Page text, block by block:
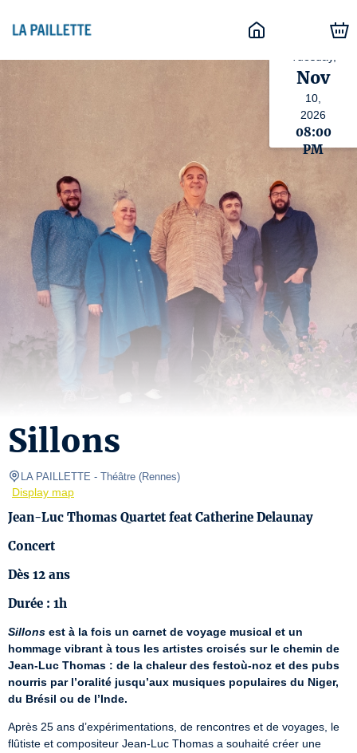
Nov
10,
2026
08:00
PM
Sillons
LA PAILLETTE - Théâtre (Rennes)
Display map
Jean-Luc Thomas Quartet feat Catherine Delaunay
Concert
Dès 12 ans
Durée : 1h
Sillons est à la fois un carnet de voyage musical et un
hommage vibrant à tous les artistes croisés sur le chemin de
Jean-Luc Thomas : de la chaleur des festoù-noz et des pubs
nourris par l’oralité jusqu’aux musiques populaires du Niger,
du Brésil ou de l’Inde.
Après 25 ans d’expérimentations, de rencontres et de voyages, le
flûtiste et compositeur Jean-Luc Thomas a souhaité créer une